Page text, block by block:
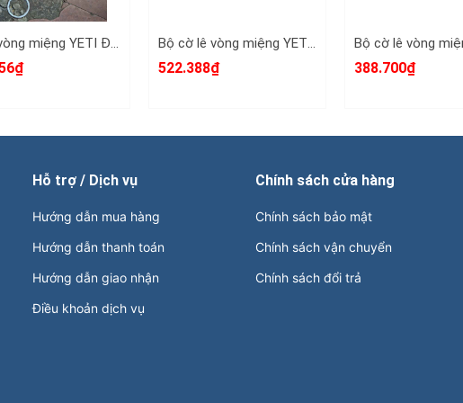
Cờ lê vòng miệng YETI Đầu Búa 35mm dài 386mm YETI-32035H Bộ cờ lê vòng miệng YETI đầu búa 14 chi tiết 10-32mm YETI-32202A
522.388₫ 388.700₫
Hỗ trợ / Dịch vụ
Hướng dẫn mua hàng
Hướng dẫn thanh toán
Hướng dẫn giao nhận
Điều khoản dịch vụ
Chính sách cửa hàng
Chính sách bảo mật
Chính sách vận chuyển
Chính sách đổi trả